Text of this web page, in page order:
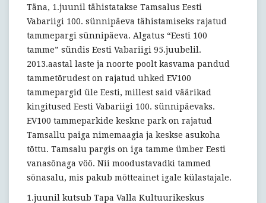
sünnipäeva
Tamsalus!
Täna, 1.juunil tähistatakse Tamsalus Eesti
Vabariigi 100. sünnipäeva tähistamiseks rajatud
tammepargi sünnipäeva. Algatus “Eesti 100
tamme” sündis Eesti Vabariigi 95.juubelil.
2013.aastal laste ja noorte poolt kasvama pandud
tammetõrudest on rajatud uhked EV100
tammepargid üle Eesti, millest said väärikad
kingitused Eesti Vabariigi 100. sünnipäevaks.
EV100 tammeparkide keskne park on rajatud
Tamsallu paiga nimemaagia ja keskse asukoha
tõttu. Tamsalu pargis on iga tamme ümber Eesti
vanasõnaga vöö. Nii moodustavadki tammed
sõnasalu, mis pakub mõtteainet igale külastajale.
1.juunil kutsub Tapa Valla Kultuurikeskus